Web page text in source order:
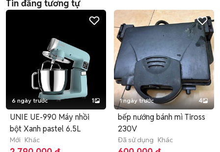
Tin đăng tương tự
6 ngày trước 1
UNIE UE-990 Máy nhồi
bột Xanh pastel 6.5L
Mới Khác
1 ngày trước 4
bếp nướng bánh mì Tiross
230V
Đã sử dụng Khác